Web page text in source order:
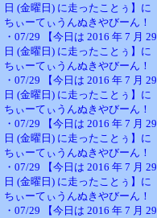
日 (金曜日) に走ったことぅ】に
ちぃーてぃうんぬきやびーん！
・07/29 【今日は 2016 年 7 月 29
日 (金曜日) に走ったことぅ】に
ちぃーてぃうんぬきやびーん！
・07/29 【今日は 2016 年 7 月 29
日 (金曜日) に走ったことぅ】に
ちぃーてぃうんぬきやびーん！
・07/29 【今日は 2016 年 7 月 29
日 (金曜日) に走ったことぅ】に
ちぃーてぃうんぬきやびーん！
・07/29 【今日は 2016 年 7 月 29
日 (金曜日) に走ったことぅ】に
ちぃーてぃうんぬきやびーん！
・07/29 【今日は 2016 年 7 月 29